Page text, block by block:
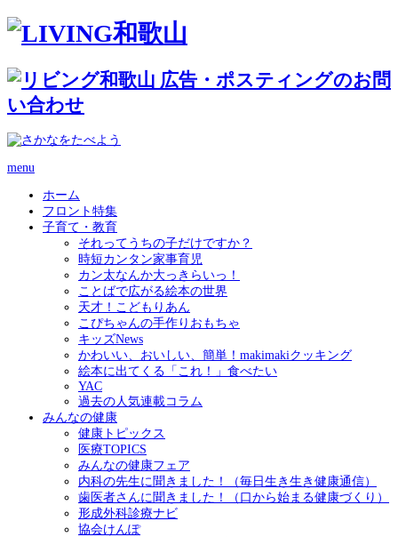
menu
ホーム
フロント特集
子育て・教育
それってうちの子だけですか？
時短カンタン家事育児
カン太なんか大っきらいっ！
ことばで広がる絵本の世界
天才！こどもりあん
こぴちゃんの手作りおもちゃ
キッズNews
かわいい、おいしい、簡単！makimakiクッキング
絵本に出てくる「これ！」食べたい
YAC
過去の人気連載コラム
みんなの健康
健康トピックス
医療TOPICS
みんなの健康フェア
内科の先生に聞きました！（毎日生き生き健康通信）
歯医者さんに聞きました！（口から始まる健康づくり）
形成外科診療ナビ
協会けんぽ